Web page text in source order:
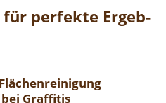
für per­fek­te Er­geb­
bei Graf­fi­tis